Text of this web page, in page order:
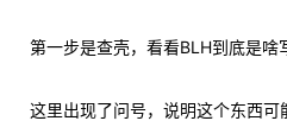
第一步是查壳，看看BLH到底是啥
这里出现了问号，说明这个东西可